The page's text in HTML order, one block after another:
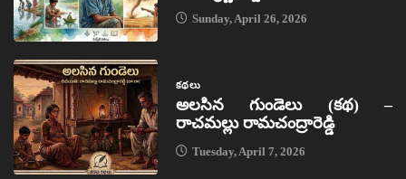
Sunday, April 26, 2026
కథలు
అలసిన గుండెలు (కథ) –
రాచమల్లు రామచంద్రారెడ్డి
Tuesday, April 7, 2026